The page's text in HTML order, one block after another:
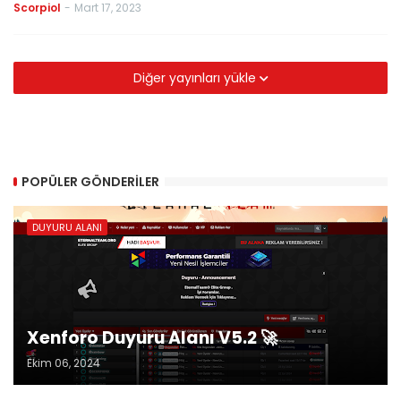
Scorpiol - Mart 17, 2023
Diğer yayınları yükle
POPÜLER GÖNDERILER
DUYURU ALANI
Xenforo Duyuru Alanı V5.2 🚀
Ekim 06, 2024